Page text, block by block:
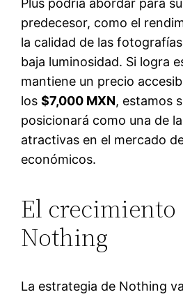
Plus podría abordar para
predecesor, como el
la calidad de las
baja luminosidad. Si logra
mantiene un precio
los$7,000 MXN, estamos
posicionará como una de
atractivas en el mercado
económicos.
El crecimiento
Nothing
La estrategia de Nothing